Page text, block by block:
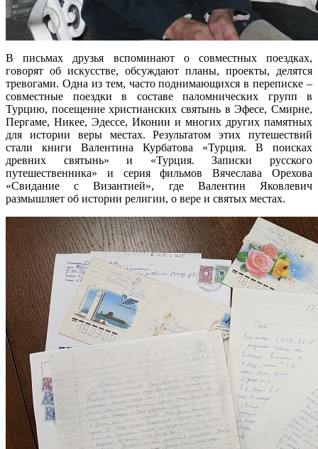
В письмах друзья вспоминают о совместных поездках,
говорят об искусстве, обсуждают планы, проекты, делятся
тревогами. Одна из тем, часто поднимающихся в переписке –
совместные поездки в составе паломнических групп в
Турцию, посещение христианских святынь в Эфесе, Смирне,
Пергаме, Никее, Эдессе, Иконии и многих других памятных
для истории веры местах. Результатом этих путешествий
стали книги Валентина Курбатова «Турция. В поисках
древних святынь» и «Турция. Записки русского
путешественника» и серия фильмов Вячеслава Орехова
«Свидание с Византией», где Валентин Яковлевич
размышляет об истории религии, о вере и святых местах.